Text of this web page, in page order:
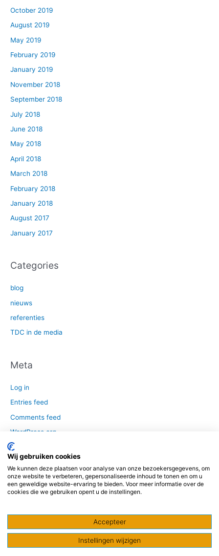
October 2019
August 2019
May 2019
February 2019
January 2019
November 2018
September 2018
July 2018
June 2018
May 2018
April 2018
March 2018
February 2018
January 2018
August 2017
January 2017
Categories
blog
nieuws
referenties
TDC in de media
Meta
Log in
Entries feed
Comments feed
WordPress.org
© 2016-2020 | Totaal Dak Concept is een samenwerkings- en
innovatieplatform van A-merk leveranciers en fabrikanten gericht op het
Privacystatement
F
a
L
i
Y
o
Wij gebruiken cookies
We kunnen deze plaatsen voor analyse van onze bezoekersgegevens, om
onze website te verbeteren, gepersonaliseerde inhoud te tonen en om u
een geweldige website-ervaring te bieden. Voor meer informatie over de
cookies die we gebruiken opent u de instellingen.
Accepteer
Instellingen wijzigen